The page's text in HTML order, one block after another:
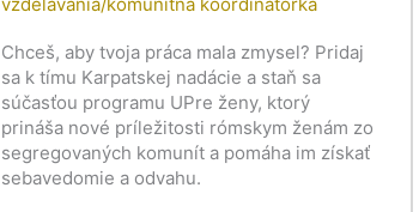
Chceš, aby tvoja práca mala zmysel? Pridaj
sa k tímu Karpatskej nadácie a staň sa
súčasťou programu UPre ženy, ktorý
prináša nové príležitosti rómskym ženám zo
segregovaných komunít a pomáha im získať
sebavedomie a odvahu.